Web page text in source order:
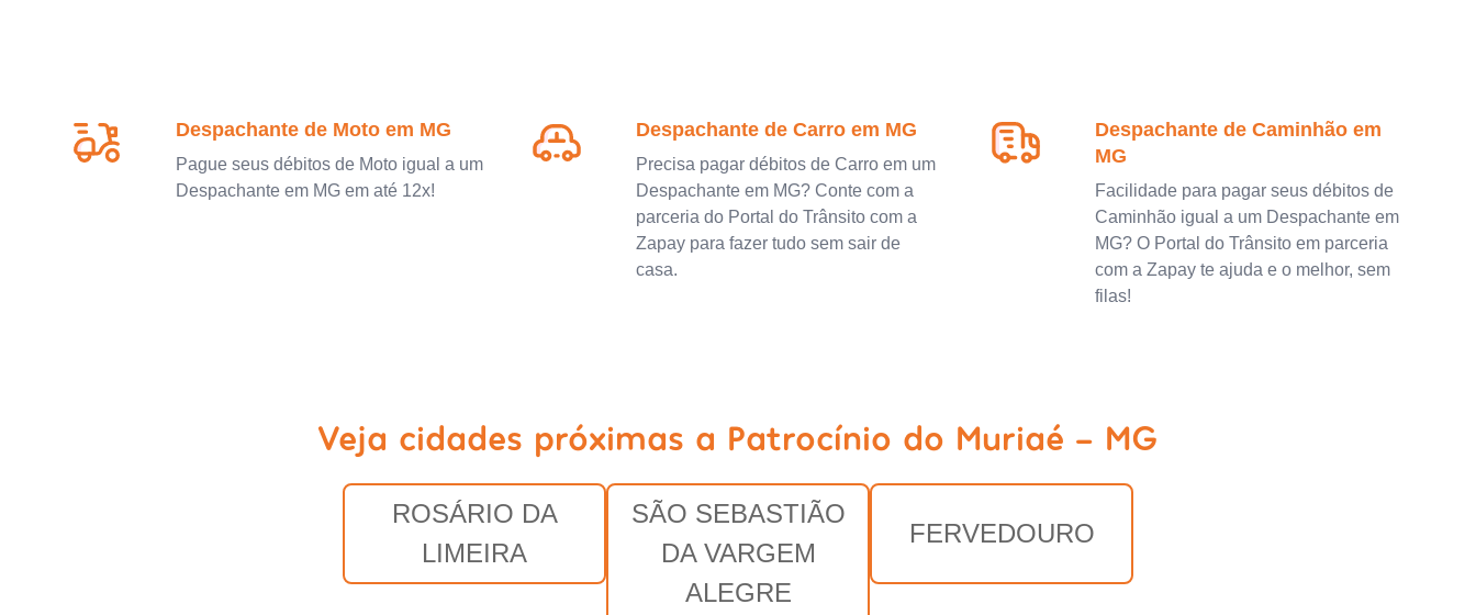
Despachante de Moto em MG
Pague seus débitos de Moto igual a um
Despachante em MG em até 12x!
Despachante de Carro em MG
Precisa pagar débitos de Carro em um
Despachante em MG? Conte com a
parceria do Portal do Trânsito com a
Zapay para fazer tudo sem sair de
casa.
Despachante de Caminhão em
MG
Facilidade para pagar seus débitos de
Caminhão igual a um Despachante em
MG? O Portal do Trânsito em parceria
com a Zapay te ajuda e o melhor, sem
filas!
Veja cidades próximas a Patrocínio do Muriaé - MG
ROSÁRIO DA
LIMEIRA
SÃO SEBASTIÃO
DA VARGEM
ALEGRE
FERVEDOURO